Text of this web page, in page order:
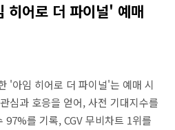
히어로 더 파이널' 예매
'아임 히어로 더 파이널'는 예매 시
심과 호응을 얻어, 사전 기대지수를
97%를 기록, CGV 무비차트 1위를